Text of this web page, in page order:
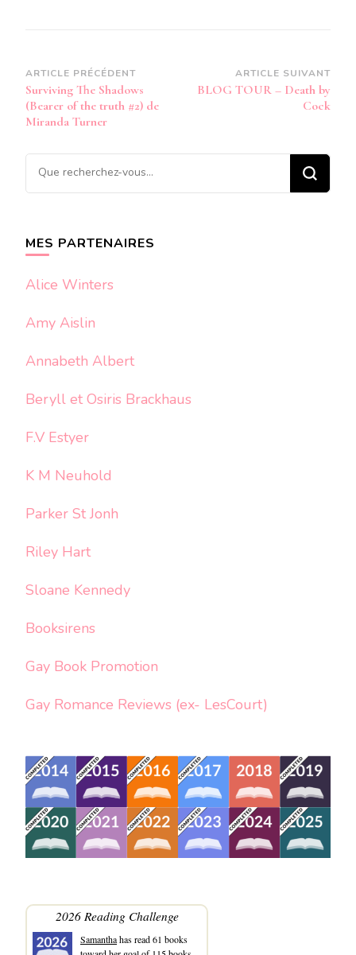
Navigation
d’article
ARTICLE PRÉCÉDENT
Surviving The Shadows
(Bearer of the truth #2) de
Miranda Turner
ARTICLE SUIVANT
BLOG TOUR – Death by
Cock
Vous
recherchiez
MES PARTENAIRES
Alice Winters
Amy Aislin
Annabeth Albert
Beryll et Osiris Brackhaus
F.V Estyer
K M Neuhold
Parker St Jonh
Riley Hart
Sloane Kennedy
Booksirens
Gay Book Promotion
Gay Romance Reviews (ex- LesCourt)
2026 Reading Challenge
Samanthahas read 61 books